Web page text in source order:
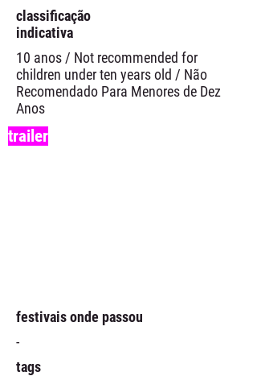
classificação
indicativa
10 anos / Not recommended for
children under ten years old / Não
Recomendado Para Menores de Dez
Anos
trailer
festivais onde passou
-
tags